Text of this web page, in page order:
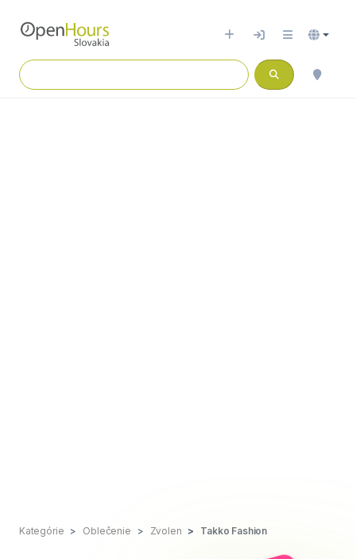
Kategórie Oblečenie Zvolen Takko Fashion